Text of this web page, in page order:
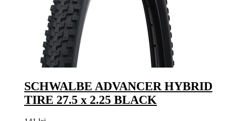
SCHWALBE ADVANCER HYBRID
TIRE 27.5 x 2.25 BLACK